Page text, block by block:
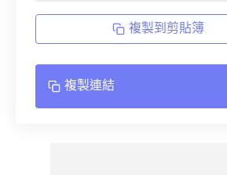
複製到剪貼簿
複製連結